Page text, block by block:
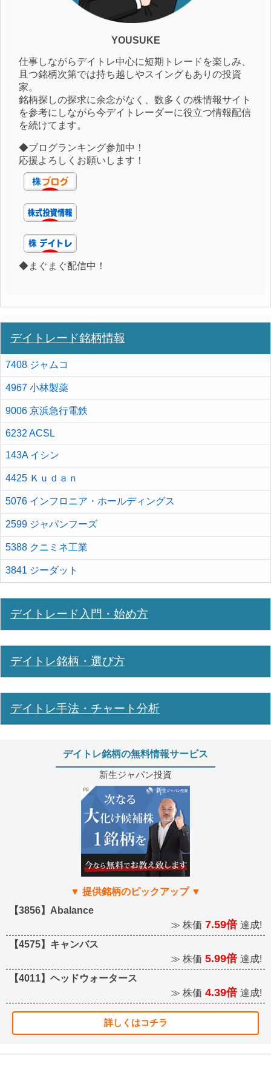
YOUSUKE
仕事しながらデイトレ中心に短期トレードを楽しみ、
且つ銘柄次第では持ち越しやスイングもありの投資
家。
銘柄探しの探求に余念がなく、数多くの株情報サイト
を参考にしながら今デイトレーダーに役立つ情報配信
を続けてます。
◆ブログランキング参加中！
応援よろしくお願いします！
◆まぐまぐ配信中！
デイトレード銘柄情報
7408 ジャムコ
4967 小林製薬
9006 京浜急行電鉄
6232 ACSL
143A イシン
4425 Ｋｕｄａｎ
5076 インフロニア・ホールディングス
2599 ジャパンフーズ
5388 クニミネ工業
3841 ジーダット
デイトレード入門・始め方
デイトレ銘柄・選び方
デイトレ手法・チャート分析
デイトレ銘柄の無料情報サービス
新生ジャパン投資
【3856】Abalance
≫ 株価 7.59倍 達成!
【4575】キャンバス
≫ 株価 5.99倍 達成!
【4011】ヘッドウォータース
≫ 株価 4.39倍 達成!
詳しくはコチラ